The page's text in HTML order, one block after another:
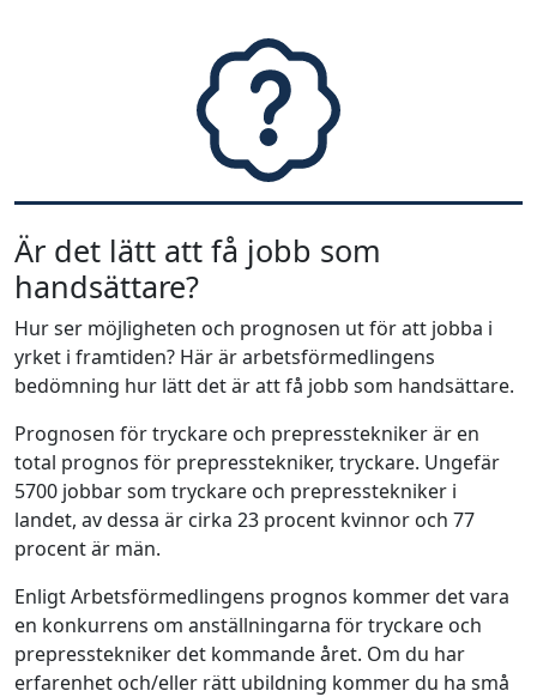
Är det lätt att få jobb som
handsättare?
Hur ser möjligheten och prognosen ut för att jobba i
yrket i framtiden? Här är arbetsförmedlingens
bedömning hur lätt det är att få jobb som handsättare.
Prognosen för tryckare och prepresstekniker är en
total prognos för prepresstekniker, tryckare. Ungefär
5700 jobbar som tryckare och prepresstekniker i
landet, av dessa är cirka 23 procent kvinnor och 77
procent är män.
Enligt Arbetsförmedlingens prognos kommer det vara
en konkurrens om anställningarna för tryckare och
prepresstekniker det kommande året. Om du har
erfarenhet och/eller rätt ubildning kommer du ha små